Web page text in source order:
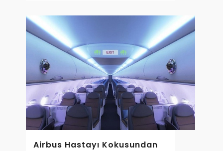
Airbus Hastayı Kokusundan